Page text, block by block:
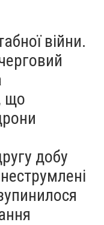
війни.
що
добу